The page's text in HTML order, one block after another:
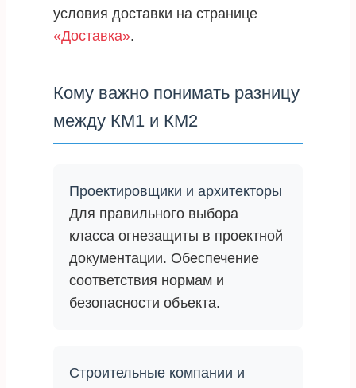
условия доставки на странице
«Доставка».
Кому важно понимать разницу
между КМ1 и КМ2
Проектировщики и архитекторы
Для правильного выбора
класса огнезащиты в проектной
документации. Обеспечение
соответствия нормам и
безопасности объекта.
Строительные компании и